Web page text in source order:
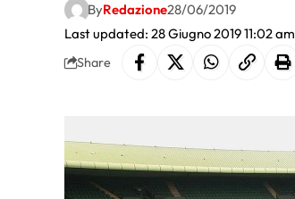
Last updated: 28 Giugno 2019 11:02 am
ByRedazione28/06/2019
Share